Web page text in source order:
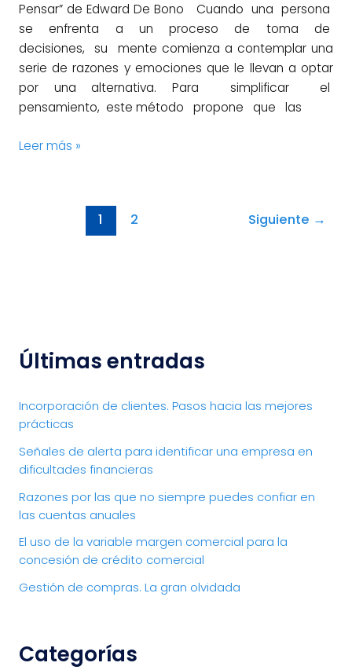
Pensar” de Edward De Bono Cuando una persona
se enfrenta a un proceso de toma de
decisiones, su mente comienza a contemplar una
serie de razones y emociones que le llevan a optar
por una alternativa. Para simplificar el
pensamiento, este método propone que las
Leer más »
1 2 Siguiente →
Últimas entradas
Incorporación de clientes. Pasos hacia las mejores
prácticas
Señales de alerta para identificar una empresa en
dificultades financieras
Razones por las que no siempre puedes confiar en
las cuentas anuales
El uso de la variable margen comercial para la
concesión de crédito comercial
Gestión de compras. La gran olvidada
Categorías